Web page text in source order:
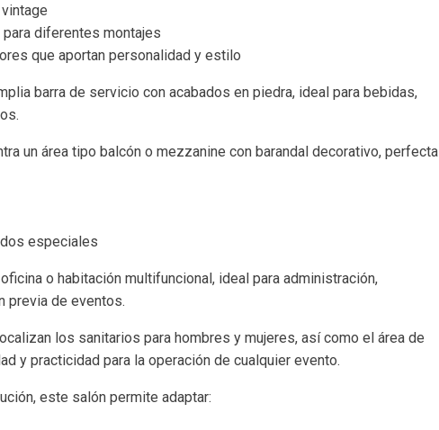
diferentes montajes
que aportan personalidad y estilo
barra de servicio con acabados en piedra, ideal para bebidas,
un área tipo balcón o mezzanine con barandal decorativo, perfecta
especiales
o habitación multifuncional, ideal para administración,
previa de eventos.
los sanitarios para hombres y mujeres, así como el área de
y practicidad para la operación de cualquier evento.
este salón permite adaptar: